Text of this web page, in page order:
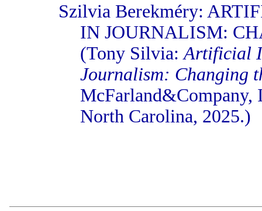
Szilvia Berekméry:
IN JOURNALISM:
(Tony Silvia: Artificial
Journalism: Changing
McFarland&Company,
North Carolina, 2025.)